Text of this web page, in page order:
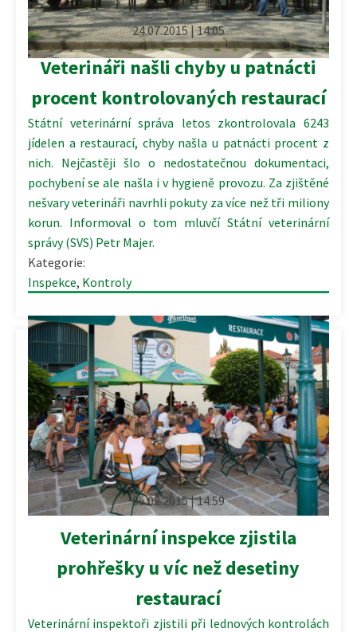
24.07.2015 | 14:05
Veterináři našli chyby u patnácti
procent kontrolovaných restaurací
Státní veterinární správa letos zkontrolovala 6243
jídelen a restaurací, chyby našla u patnácti procent z
nich. Nejčastěji šlo o nedostatečnou dokumentaci,
pochybení se ale našla i v hygieně provozu. Za zjištěné
nešvary veterináři navrhli pokuty za více než tři miliony
korun. Informoval o tom mluvčí Státní veterinární
správy (SVS) Petr Majer.
Kategorie:
Inspekce, Kontroly
05.02.2015 | 14:59
Veterinární inspekce zjistila
prohřešky u víc než desetiny
restaurací
Veterinární inspektoři zjistili při lednových kontrolách